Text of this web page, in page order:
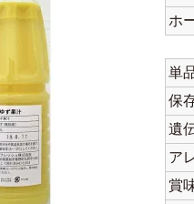
ホ
単
保
遺
ア
賞